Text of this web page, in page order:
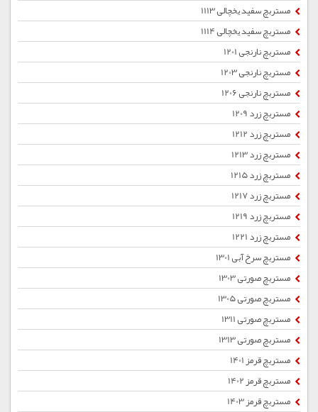
مستربچ سفید یخچالی 1113
مستربچ سفید یخچالی 1114
مستربچ نارنجی 1201
مستربچ نارنجی 1203
مستربچ نارنجی 1206
مستربچ زرد 1209
مستربچ زرد 1212
مستربچ زرد 1213
مستربچ زرد 1215
مستربچ زرد 1217
مستربچ زرد 1219
مستربچ زرد 1221
مستربچ سرخ آبی 1301
مستربچ صورتی 1303
مستربچ صورتی 1305
مستربچ صورتی 1311
مستربچ صورتی 1313
مستربچ قرمز 1401
مستربچ قرمز 1402
مستربچ قرمز 1403